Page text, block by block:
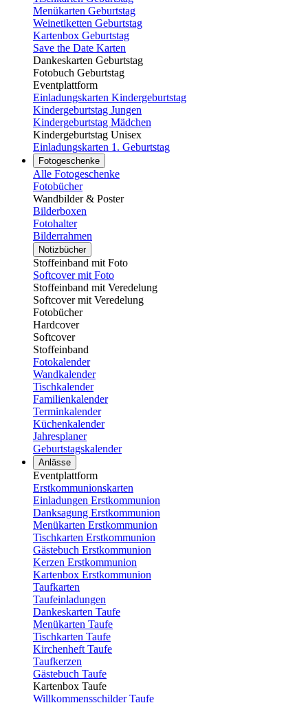
Menükarten Geburtstag
Weinetiketten Geburtstag
Kartenbox Geburtstag
Save the Date Karten
Dankeskarten Geburtstag
Fotobuch Geburtstag
Eventplattform
Einladungskarten Kindergeburtstag
Kindergeburtstag Jungen
Kindergeburtstag Mädchen
Kindergeburtstag Unisex
Einladungskarten 1. Geburtstag
Fotogeschenke
Alle Fotogeschenke
Fotobücher
Wandbilder & Poster
Bilderboxen
Fotohalter
Bilderrahmen
Notizbücher
Stoffeinband mit Foto
Softcover mit Foto
Stoffeinband mit Veredelung
Softcover mit Veredelung
Fotobücher
Hardcover
Softcover
Stoffeinband
Fotokalender
Wandkalender
Tischkalender
Familienkalender
Terminkalender
Küchenkalender
Jahresplaner
Geburtstagskalender
Anlässe
Eventplattform
Erstkommunionskarten
Einladungen Erstkommunion
Danksagung Erstkommunion
Menükarten Erstkommunion
Tischkarten Erstkommunion
Gästebuch Erstkommunion
Kerzen Erstkommunion
Kartenbox Erstkommunion
Taufkarten
Taufeinladungen
Dankeskarten Taufe
Menükarten Taufe
Tischkarten Taufe
Kirchenheft Taufe
Taufkerzen
Gästebuch Taufe
Kartenbox Taufe
Willkommensschilder Taufe